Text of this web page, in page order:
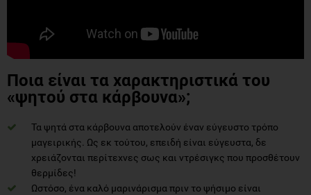
Ποια είναι τα χαρακτηριστικά του
«ψητού στα κάρβουνα»;
Τα ψητά στα κάρβουνα αποτελούν έναν εύγευστο τρόπο
μαγειρικής. Ως εκ τούτου, επειδή είναι εύγευστα, δε
χρειάζονται περίτεχνες σως και ντρέσιγκς που προσθέτουν
θερμίδες!
Ωστόσο, ένα καλό μαρινάρισμα πριν το ψήσιμο είναι